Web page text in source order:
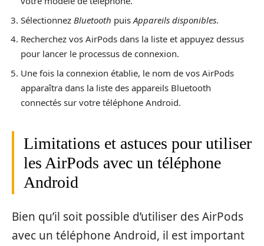
Sélectionnez Bluetooth puis Appareils disponibles.
Recherchez vos AirPods dans la liste et appuyez dessus
pour lancer le processus de connexion.
Une fois la connexion établie, le nom de vos AirPods
apparaîtra dans la liste des appareils Bluetooth
connectés sur votre téléphone Android.
Limitations et astuces pour utiliser
les AirPods avec un téléphone
Android
Bien qu’il soit possible d’utiliser des AirPods
avec un téléphone Android, il est important